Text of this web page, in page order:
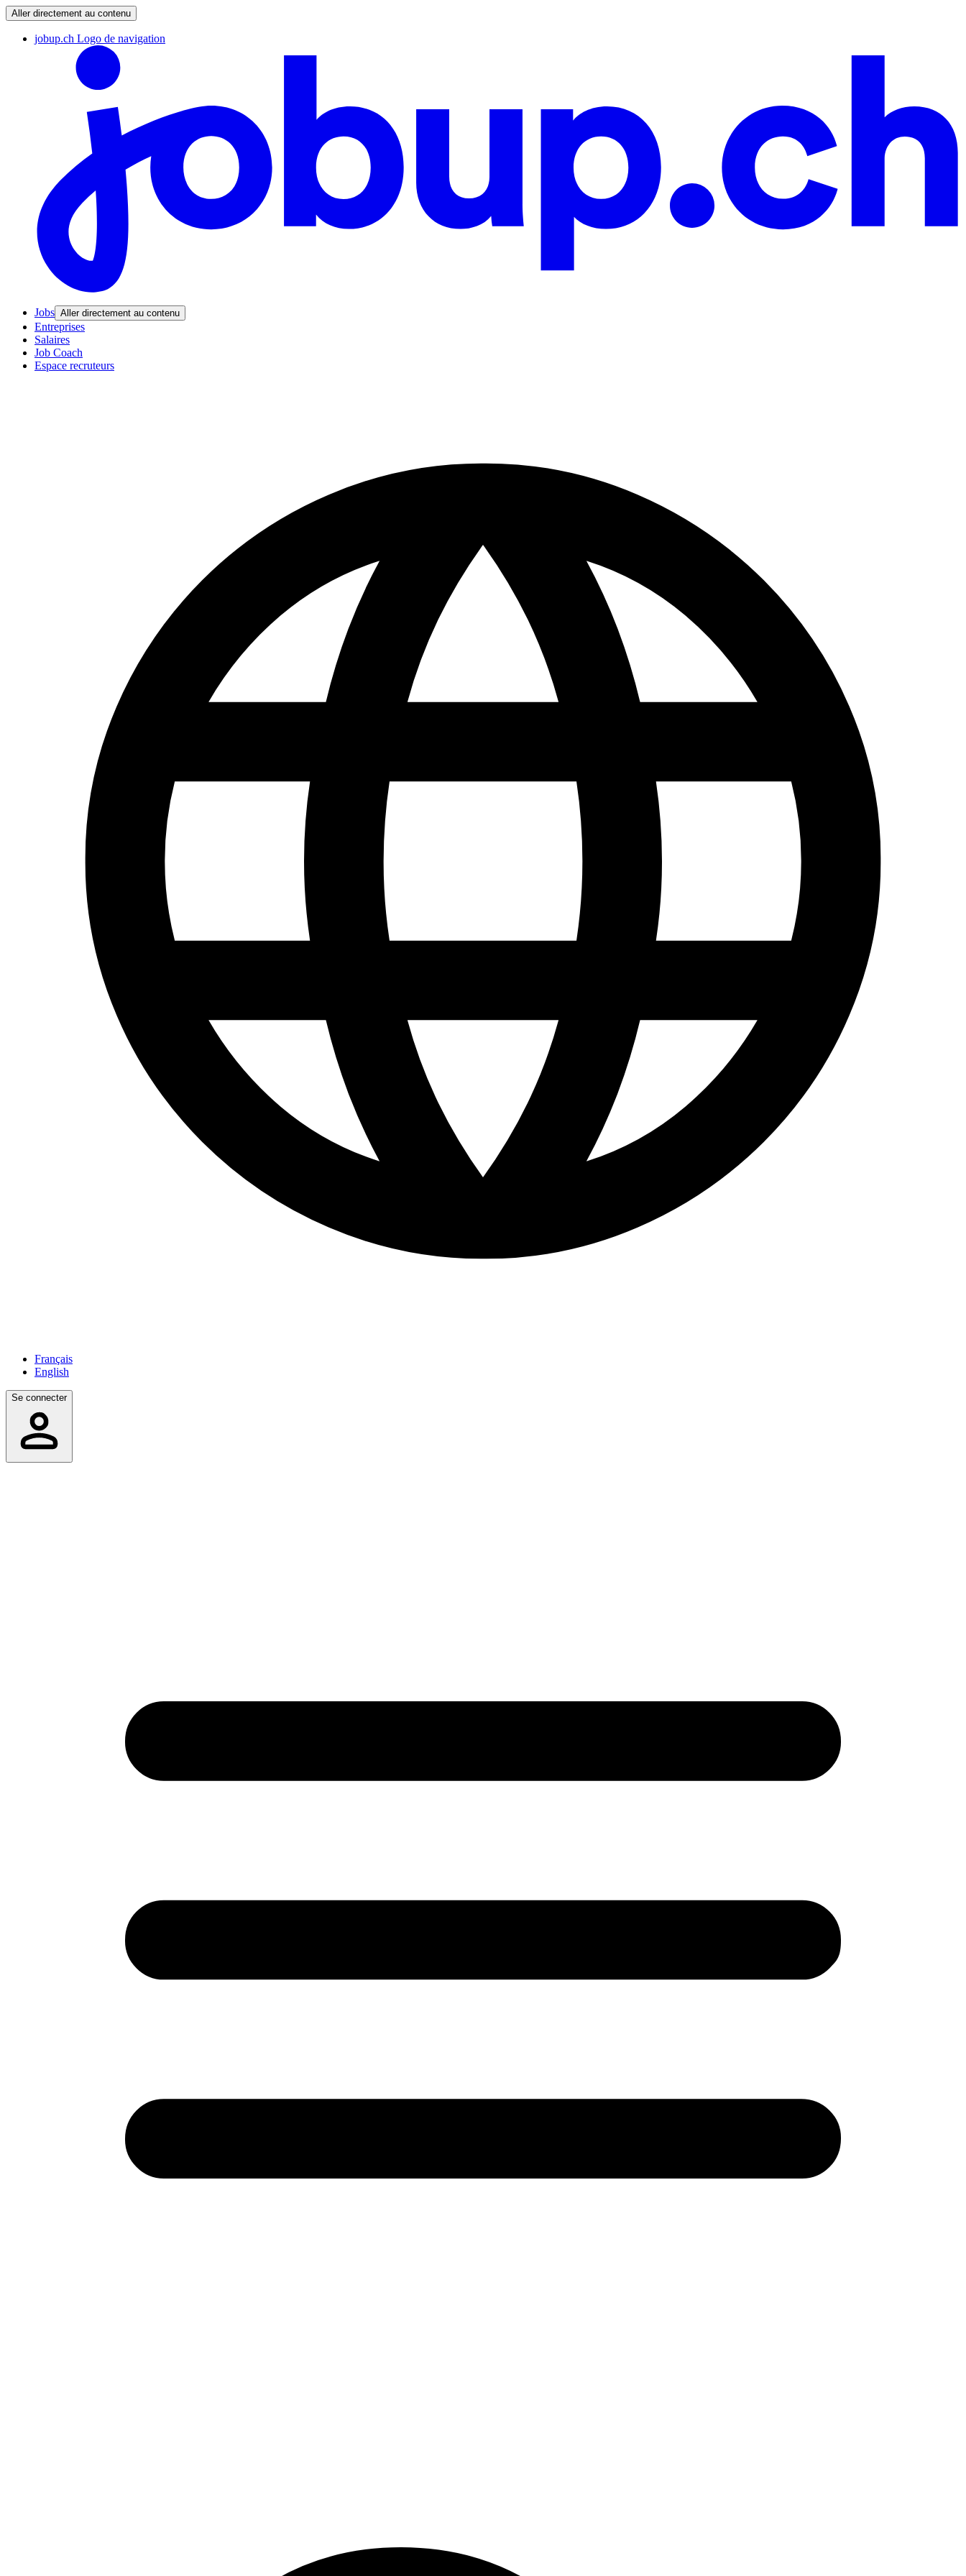
Aller directement au contenu
jobup.ch Logo de navigation
Jobs Aller directement au contenu
Entreprises
Salaires
Job Coach
Espace recruteurs
Français
English
Se connecter